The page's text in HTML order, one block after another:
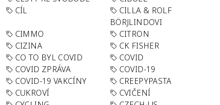
CÍL
CILLA & ROLF
BÖRJLINDOVI
CIMMO
CITRON
CIZINA
CK FISHER
CO TO BYL COVID
COVID
COVID ZPRÁVA
COVID-19
COVID-19 VAKCÍNY
CREEPYPASTA
CUKROVÍ
CVIČENÍ